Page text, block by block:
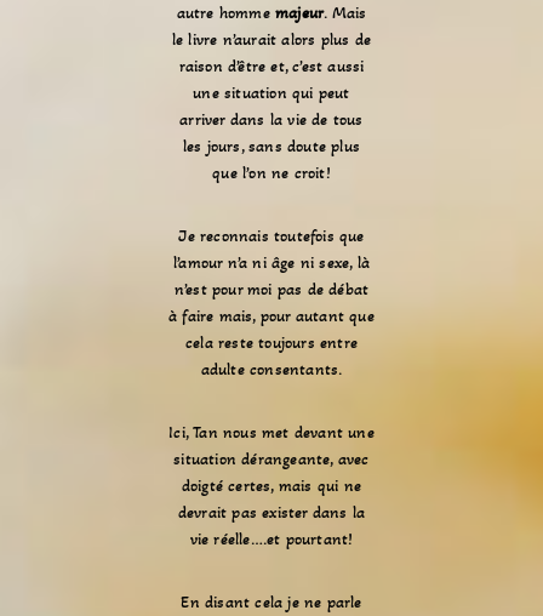
autre homme majeur. Mais
le livre n’aurait alors plus de
raison d’être et, c’est aussi
une situation qui peut
arriver dans la vie de tous
les jours, sans doute plus
que l’on ne croit!
Je reconnais toutefois que
l’amour n’a ni âge ni sexe, là
n’est pour moi pas de débat
à faire mais, pour autant que
cela reste toujours entre
adulte consentants.
Ici, Tan nous met devant une
situation dérangeante, avec
doigté certes, mais qui ne
devrait pas exister dans la
vie réelle….et pourtant!
En disant cela je ne parle